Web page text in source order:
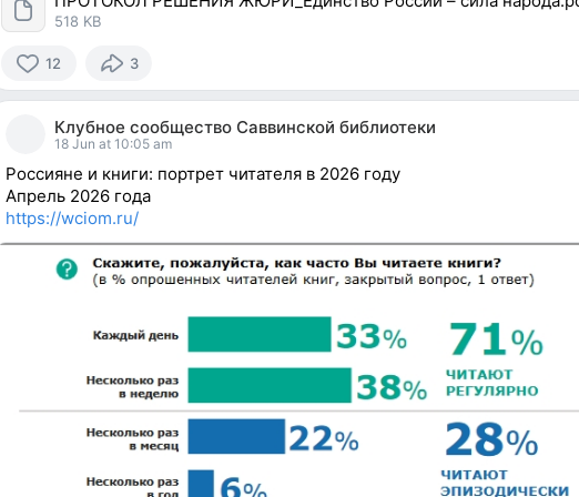
518 KB
12
12
reacted
3
Клубное сообщество Саввинской библиотеки
18 Jun at 10:05 am
Россияне и книги: портрет читателя в 2026 году
Апрель 2026 года
https://wciom.ru/